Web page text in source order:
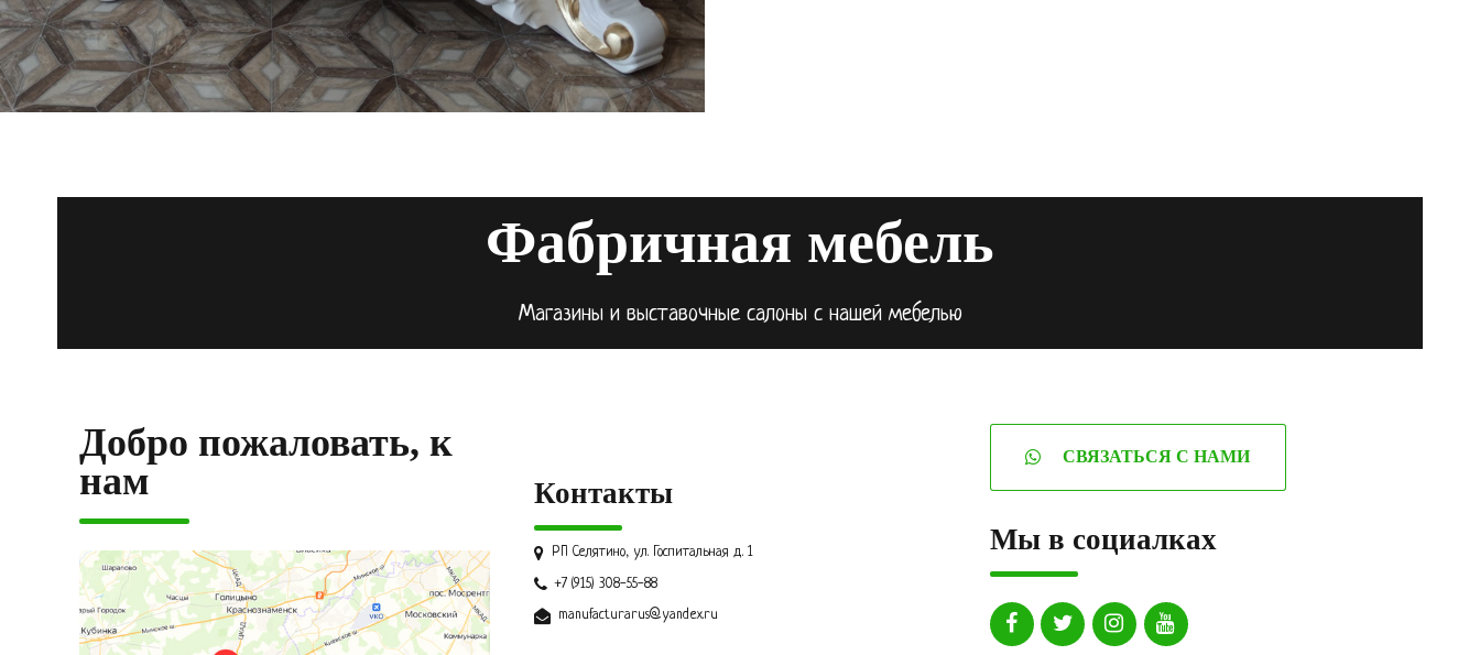
Фабричная мебель
Магазины и выставочные салоны с нашей мебелью
Добро пожаловать, к
нам
Контакты
РП Селятино, ул. Госпитальная д. 1
+7 (915) 308-55-88
manufacturarus@yandex.ru
СВЯЗАТЬСЯ С НАМИ
Мы в социалках